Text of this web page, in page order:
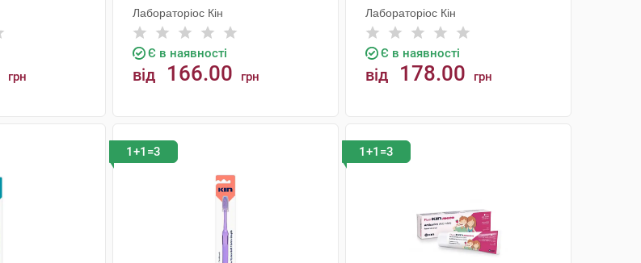
грн
Лабораторіос Кін
Є в наявності
від 166.00 грн
Лабораторіос Кін
Є в наявності
від 178.00 грн
1+1=3 1+1=3